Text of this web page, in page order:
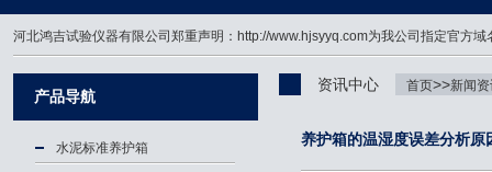
河北鸿吉试验仪器有限公司郑重声明：http://www.hjsyyq.com为我公司指定官方
产品导航
水泥标准养护箱
资讯中心 首页>>新闻资
养护箱的温湿度误差分析原